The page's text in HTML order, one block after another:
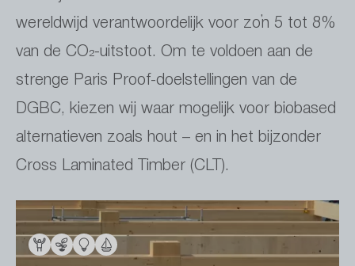
wereldwijd verantwoordelijk voor zo’n 5 tot 8%
van de CO₂-uitstoot. Om te voldoen aan de
strenge Paris Proof-doelstellingen van de
DGBC, kiezen wij waar mogelijk voor biobased
alternatieven zoals hout – en in het bijzonder
Cross Laminated Timber (CLT).